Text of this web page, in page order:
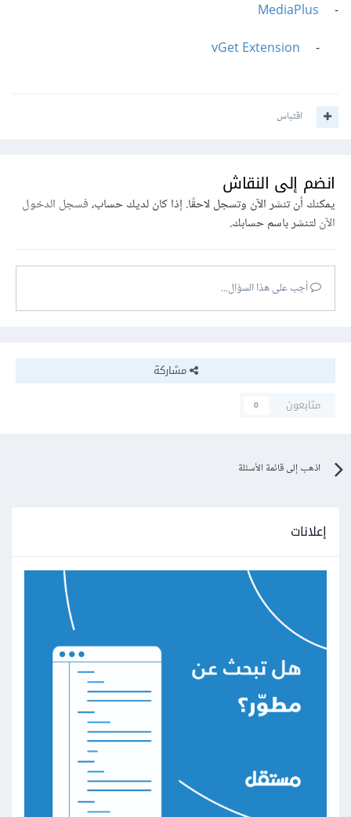
-
MediaPlus
-
vGet Extension
اقتباس
انضم إلى النقاش
يمكنك أن تنشر الآن وتسجل لاحقًا. إذا كان لديك حساب،فسجل الدخول
الآنلتنشر باسم حسابك.
أجب على هذا السؤال...
مشاركة
متابعون
0
اذهب إلى قائمة الأسئلة
إعلانات